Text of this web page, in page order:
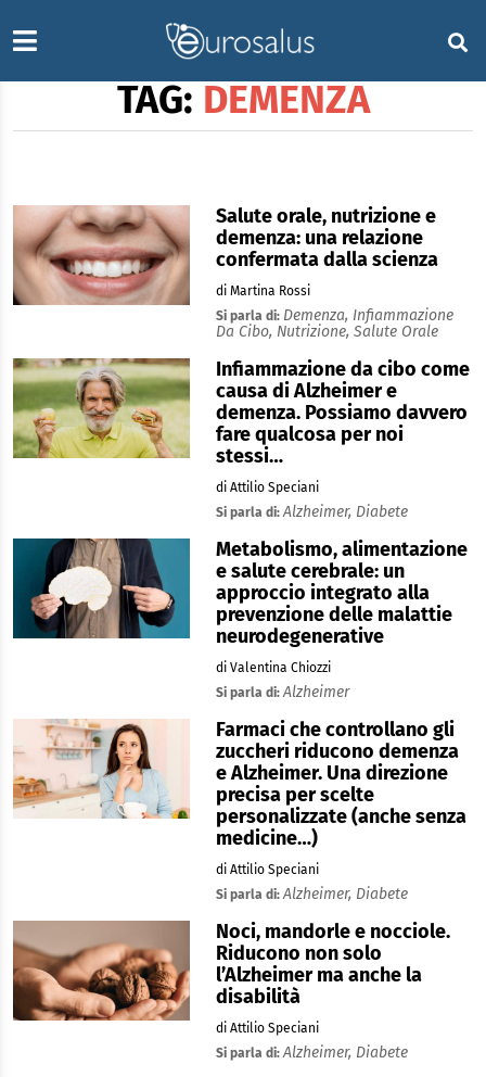
TAG: DEMENZA
Salute orale, nutrizione e
demenza: una relazione
confermata dalla scienza
di Martina Rossi
Si parla di: Demenza, Infiammazione
Da Cibo, Nutrizione, Salute Orale
Infiammazione da cibo come
causa di Alzheimer e
demenza. Possiamo davvero
fare qualcosa per noi
stessi…
di Attilio Speciani
Si parla di:Alzheimer, Diabete
Metabolismo, alimentazione
e salute cerebrale: un
approccio integrato alla
prevenzione delle malattie
neurodegenerative
di Valentina Chiozzi
Si parla di:Alzheimer
Farmaci che controllano gli
zuccheri riducono demenza
e Alzheimer. Una direzione
precisa per scelte
personalizzate (anche senza
medicine…)
di Attilio Speciani
Si parla di:Alzheimer, Diabete
Noci, mandorle e nocciole.
Riducono non solo
l’Alzheimer ma anche la
disabilità
di Attilio Speciani
Si parla di:Alzheimer, Diabete